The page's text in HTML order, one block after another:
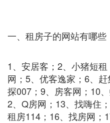
一、租房子的网站有哪些
1、安居客；2、小猪短
网；5、优客逸家；6、
探007；9、房客网；10
2、Q房网；13、找嗨住
租房114；16、找房网；